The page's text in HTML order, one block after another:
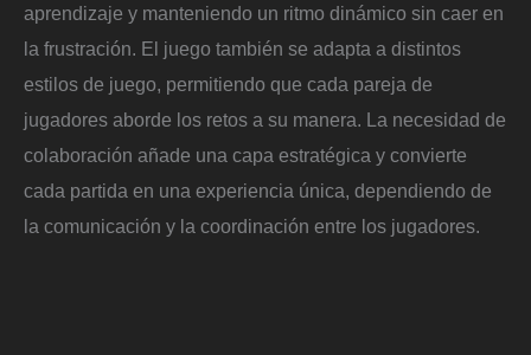
aprendizaje y manteniendo un ritmo dinámico sin caer en
la frustración. El juego también se adapta a distintos
estilos de juego, permitiendo que cada pareja de
jugadores aborde los retos a su manera. La necesidad de
colaboración añade una capa estratégica y convierte
cada partida en una experiencia única, dependiendo de
la comunicación y la coordinación entre los jugadores.